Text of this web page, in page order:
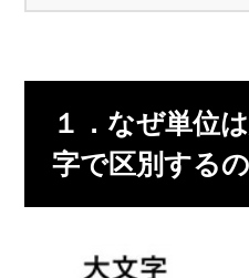
１．なぜ単位
字で区別する